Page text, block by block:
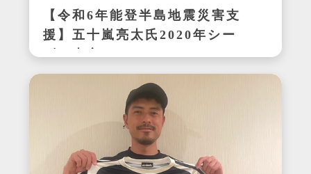
【令和6年能登半島地震災害支
援】五十嵐亮太氏2020年シー
ズン東京ヤクルトスワローズ
在籍時の着用サイン入りユニ